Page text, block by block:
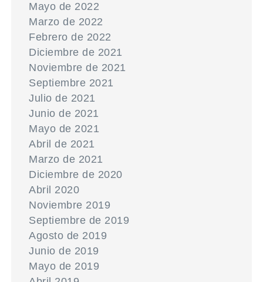
Mayo de 2022
Marzo de 2022
Febrero de 2022
Diciembre de 2021
Noviembre de 2021
Septiembre 2021
Julio de 2021
Junio de 2021
Mayo de 2021
Abril de 2021
Marzo de 2021
Diciembre de 2020
Abril 2020
Noviembre 2019
Septiembre de 2019
Agosto de 2019
Junio de 2019
Mayo de 2019